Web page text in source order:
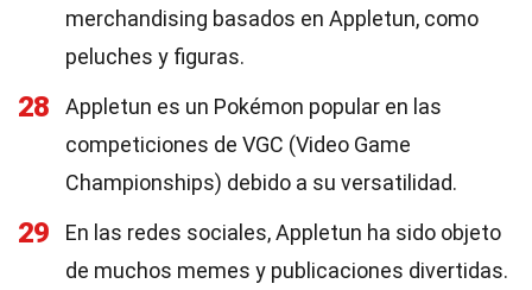
merchandising basados en Appletun, como
peluches y figuras.
28
Appletun es un Pokémon popular en las
competiciones de VGC (Video Game
Championships) debido a su versatilidad.
29
En las redes sociales, Appletun ha sido objeto
de muchos memes y publicaciones divertidas.